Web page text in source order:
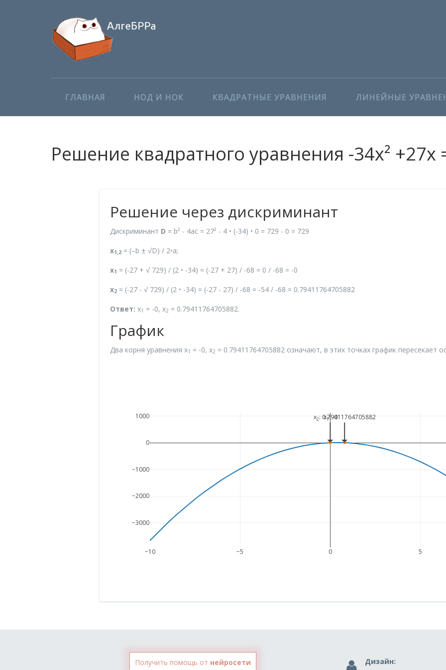
ГЛАВНАЯ НОД И НОК КВАДРАТНЫЕ УРАВНЕНИЯ ЛИНЕЙНЫЕ
Решение квадратного уравнения -34x² +27x
Решение через дискриминант
Дискриминант D = b² - 4ac = 27² - 4 • (-34) • 0 = 729 - 0 = 729
x1,2= (–b ± √D) / 2•a;
x1 = (-27 + √ 729) / (2 • -34) = (-27 + 27) / -68 = 0 / -68 = -0
x2= (-27 - √ 729) / (2 • -34) = (-27 - 27) / -68 = -54 / -68 = 0.79411764705882
Ответ: x1 = -0, x2 = 0.79411764705882.
График
Два корня уравнения x1 = -0, x2 = 0.79411764705882 означают, в этих точках график пересекает
−10 −5 0 5
−3000
−2000
−1000
0
1000 x1: -0
x2: 0.79411764705882
Получить помощь от нейросети
Дизайн: